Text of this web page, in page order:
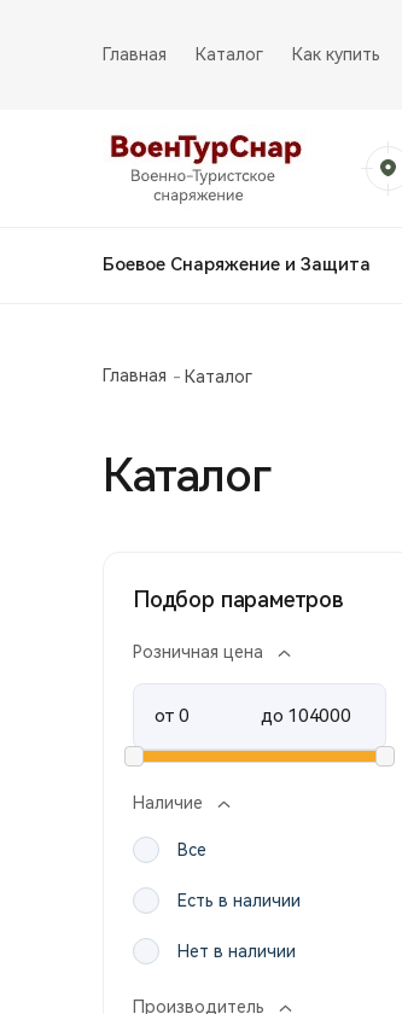
Главная Каталог Как купить
Боевое Снаряжение и Защита
Главная Каталог
Каталог
Подбор параметров
Розничная цена
от до
Наличие
Все
Есть в наличии
Нет в наличии
Производитель